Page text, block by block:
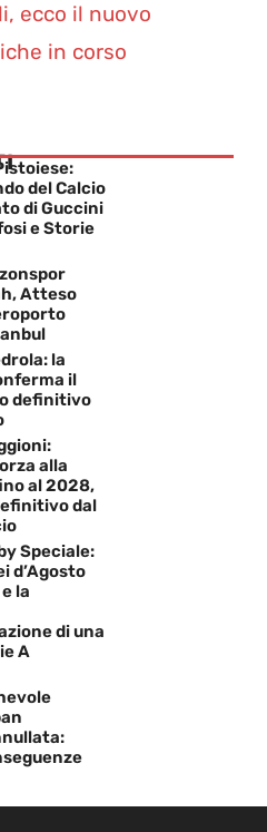
ecco il nuovo
in corso
del Calcio
di Guccini
e Storie
Atteso
la
il
definitivo
alla
al 2028,
dal
Speciale:
d’Agosto
la
di una
A